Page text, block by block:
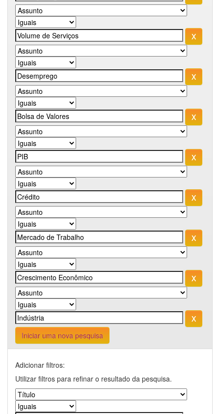
Iniciar uma nova pesquisa
Adicionar filtros:
Utilizar filtros para refinar o resultado da pesquisa.